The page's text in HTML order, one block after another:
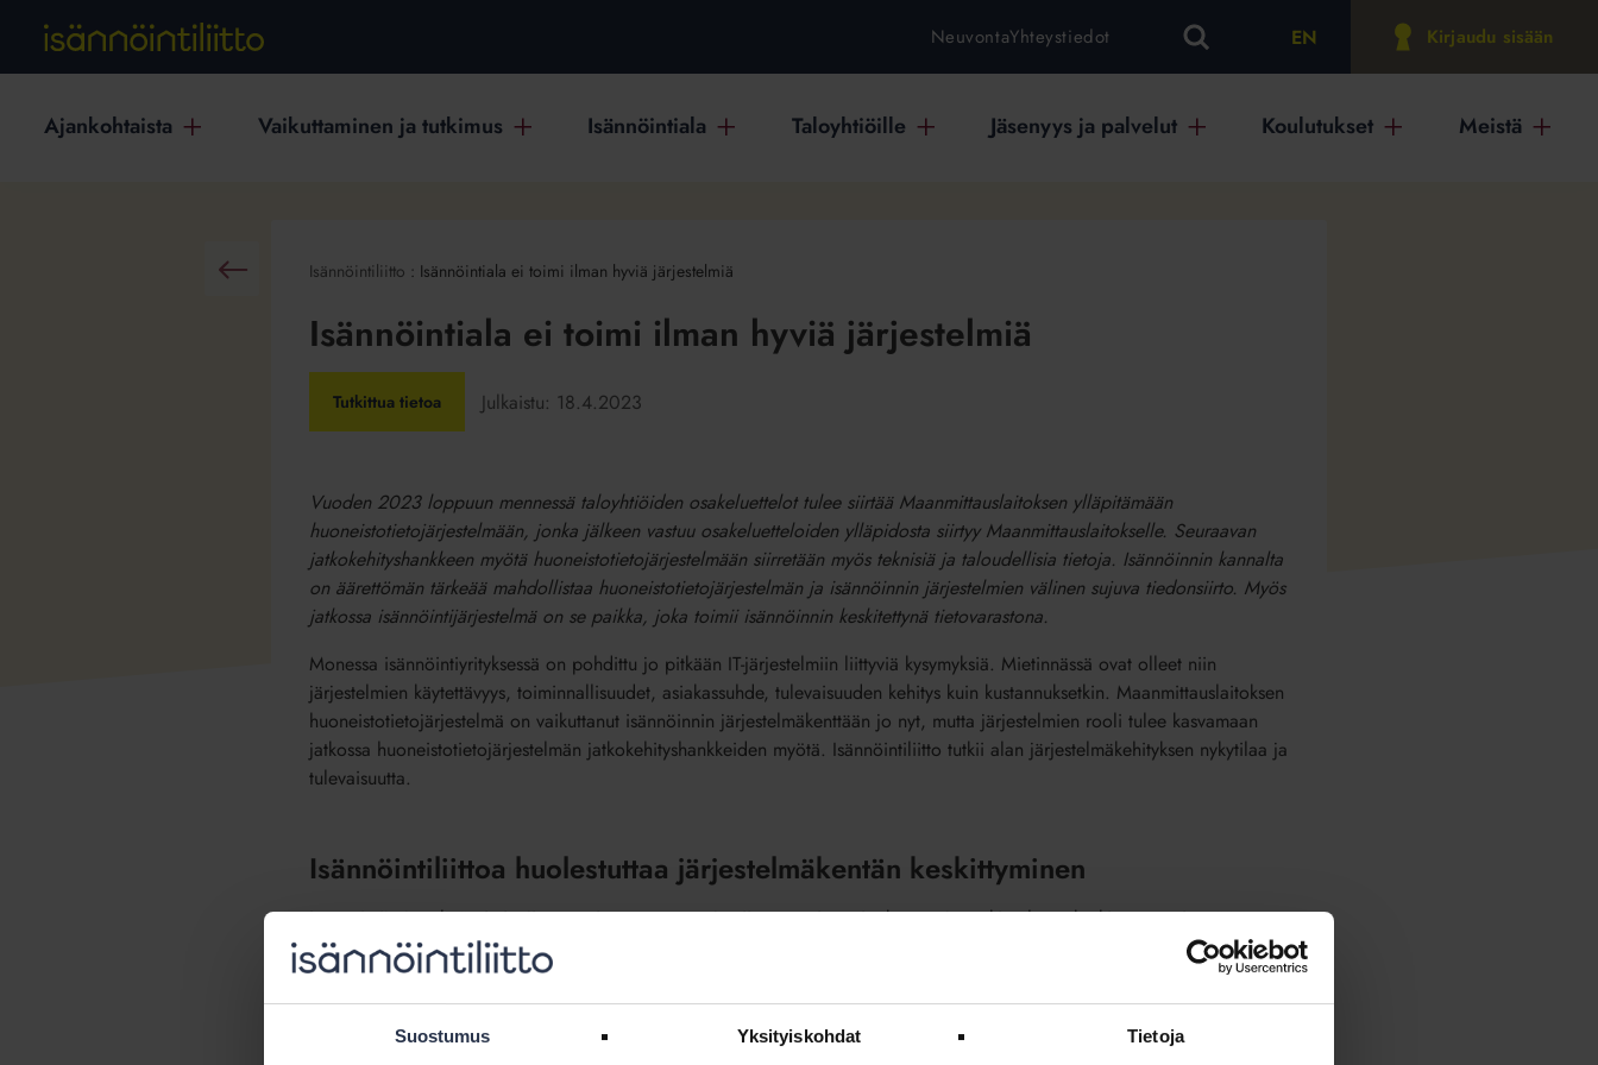
Suostumus Yksityiskohdat Tietoja
NeuvontaYhteystiedot EN Kirjaudu sisään
Ajankohtaista Vaikuttaminen ja tutkimus Isännöintiala Taloyhtiöille Jäsenyys ja palvelut Koulutukset Meistä
Takaisin Isännöintiliitto : Isännöintiala ei toimi ilman hyviä järjestelmiä
Isännöintiala ei toimi ilman hyviä järjestelmiä
Tutkittua tietoa Julkaistu: 18.4.2023
Vuoden 2023 loppuun mennessä taloyhtiöiden osakeluettelot tulee siirtää Maanmittauslaitoksen ylläpitämään
huoneistotietojärjestelmään, jonka jälkeen vastuu osakeluetteloiden ylläpidosta siirtyy Maanmittauslaitokselle. Seuraavan
jatkokehityshankkeen myötä huoneistotietojärjestelmään siirretään myös teknisiä ja taloudellisia tietoja. Isännöinnin kannalta
on äärettömän tärkeää mahdollistaa huoneistotietojärjestelmän ja isännöinnin järjestelmien välinen sujuva tiedonsiirto. Myös
jatkossa isännöintijärjestelmä on se paikka, joka toimii isännöinnin keskitettynä tietovarastona.
Monessa isännöintiyrityksessä on pohdittu jo pitkään IT-järjestelmiin liittyviä kysymyksiä. Mietinnässä ovat olleet niin
järjestelmien käytettävyys, toiminnallisuudet, asiakassuhde, tulevaisuuden kehitys kuin kustannuksetkin. Maanmittauslaitoksen
huoneistotietojärjestelmä on vaikuttanut isännöinnin järjestelmäkenttään jo nyt, mutta järjestelmien rooli tulee kasvamaan
jatkossa huoneistotietojärjestelmän jatkokehityshankkeiden myötä. Isännöintiliitto tutkii alan järjestelmäkehityksen nykytilaa ja
tulevaisuutta.
Isännöintiliittoa huolestuttaa järjestelmäkentän keskittyminen
Isännöintijärjestelmätoimittajia on vain muutama – ja viime vuosina yrityskauppojen takia ala on keskittynyt entisestään.
Isännöintiliitto tutkii alan järjestelmäkehityksen nykytilaa ja tulevaisuutta. Kesällä 2022 teetetyn
mukaan selkeästi
kasvanut entisestään kevään 2022 liiketoimintakaupan johdosta, jolloin Festum Software Oy:n Hausvise-järjestelmä päätyi
osaksi Visman tytäryhtiötä. Isännöintiala kantaa huolta järjestelmäkentän keskittymisestä, koska vaikutusmahdollisuudet